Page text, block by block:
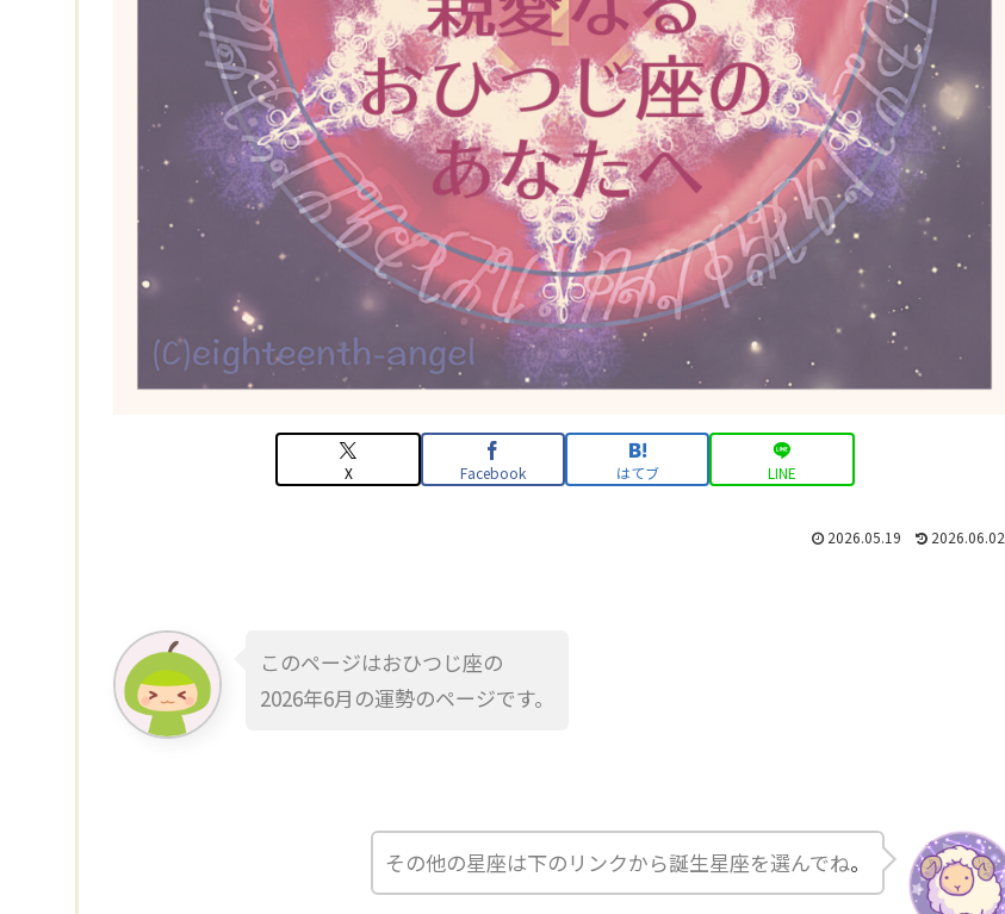
X Facebook はてブ LINE
2026.05.19 2026.06.02
このページはおひつじ座の
2026年6月の運勢のページです。
その他の星座は下のリンクから誕生星座を選んでね。